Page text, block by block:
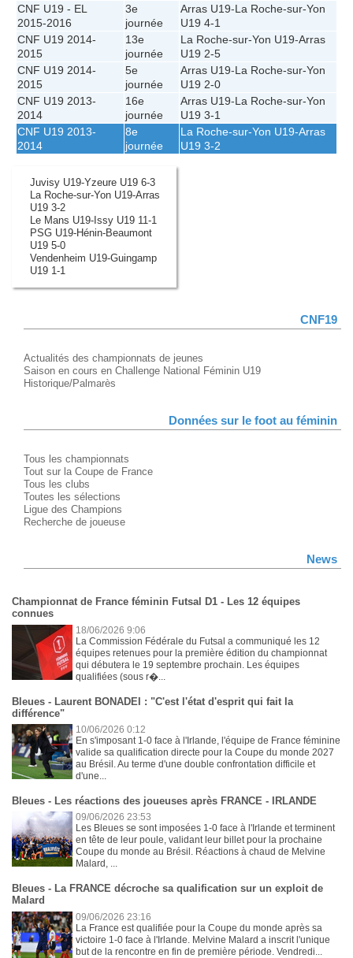
CNF U19 - EL
2015-2016
3e
journée
Arras U19-La Roche-sur-Yon
U19 4-1
CNF U19 2014-
2015
13e
journée
La Roche-sur-Yon U19-Arras
U19 2-5
CNF U19 2014-
2015
5e
journée
Arras U19-La Roche-sur-Yon
U19 2-0
CNF U19 2013-
2014
16e
journée
Arras U19-La Roche-sur-Yon
U19 3-1
CNF U19 2013-
2014
8e
journée
La Roche-sur-Yon U19-Arras
U19 3-2
Juvisy U19-Yzeure U19 6-3
La Roche-sur-Yon U19-Arras
U19 3-2
Le Mans U19-Issy U19 11-1
PSG U19-Hénin-Beaumont
U19 5-0
Vendenheim U19-Guingamp
U19 1-1
CNF19
Actualités des championnats de jeunes
Saison en cours en Challenge National Féminin U19
Historique/Palmarès
Données sur le foot au féminin
Tous les championnats
Tout sur la Coupe de France
Tous les clubs
Toutes les sélections
Ligue des Champions
Recherche de joueuse
News
Championnat de France féminin Futsal D1 - Les 12 équipes
connues
18/06/2026 9:06
La Commission Fédérale du Futsal a communiqué les 12
équipes retenues pour la première édition du championnat
qui débutera le 19 septembre prochain. Les équipes
qualifiées (sous r�...
Bleues - Laurent BONADEI : "C'est l'état d'esprit qui fait la
différence"
10/06/2026 0:12
En s'imposant 1-0 face à l'Irlande, l'équipe de France féminine
valide sa qualification directe pour la Coupe du monde 2027
au Brésil. Au terme d'une double confrontation difficile et
d'une...
Bleues - Les réactions des joueuses après FRANCE - IRLANDE
09/06/2026 23:53
Les Bleues se sont imposées 1-0 face à l'Irlande et terminent
en tête de leur poule, validant leur billet pour la prochaine
Coupe du monde au Brésil. Réactions à chaud de Melvine
Malard, ...
Bleues - La FRANCE décroche sa qualification sur un exploit de
Malard
09/06/2026 23:16
La France est qualifiée pour la Coupe du monde après sa
victoire 1-0 face à l'Irlande. Melvine Malard a inscrit l'unique
but de la rencontre en fin de première période. Vendredi...